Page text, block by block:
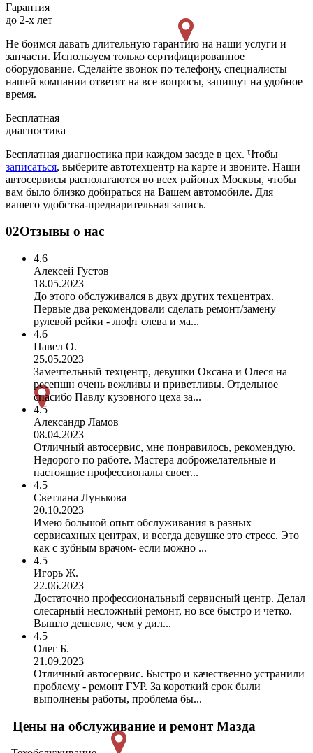
Гарантия
до 2-х лет
Не боимся давать длительную гарантию на наши услуги и
запчасти. Используем только сертифицированное
оборудование. Сделайте звонок по телефону, специалисты
нашей компании ответят на все вопросы, запишут на удобное
время.
Бесплатная
диагностика
Бесплатная диагностика при каждом заезде в цех. Чтобы
записаться, выберите автотехцентр на карте и звоните. Наши
автосервисы располагаются во всех районах Москвы, чтобы
вам было близко добираться на Вашем автомобиле. Для
вашего удобства-предварительная запись.
02Отзывы о нас
4.6
Алексей Густов
18.05.2023
До этого обслуживался в двух других техцентрах.
Первые два рекомендовали сделать ремонт/замену
рулевой рейки - люфт слева и ма...
4.6
Павел О.
25.05.2023
Замечтельный техцентр, девушки Оксана и Олеся на
ресепшн очень вежливы и приветливы. Отдельное
спасибо Павлу кузовного цеха за...
4.5
Александр Ламов
08.04.2023
Отличный автосервис, мне понравилось, рекомендую.
Недорого по работе. Мастера доброжелательные и
настоящие профессионалы своег...
4.5
Светлана Лунькова
20.10.2023
Имею большой опыт обслуживания в разных
сервисахных центрах, и всегда девушке это стресс. Это
как с зубным врачом- если можно ...
4.5
Игорь Ж.
22.06.2023
Достаточно профессиональный сервисный центр. Делал
слесарный несложный ремонт, но все быстро и четко.
Вышло дешевле, чем у дил...
4.5
Олег Б.
21.09.2023
Отличный автосервис. Быстро и качественно устранили
проблему - ремонт ГУР. За короткий срок были
выполнены работы, проблема бы...
Цены на обслуживание и ремонт Мазда